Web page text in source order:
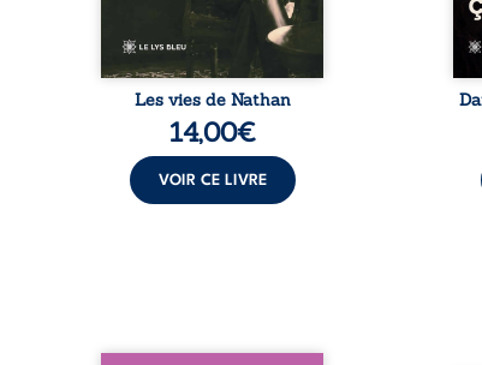
Les vies de Nathan
14,00€
VOIR CE LIVRE